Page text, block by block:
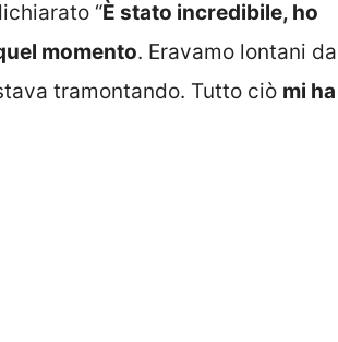
“È stato incredibile, ho
momento. Eravamo lontani da
tramontando. Tutto ciò mi ha